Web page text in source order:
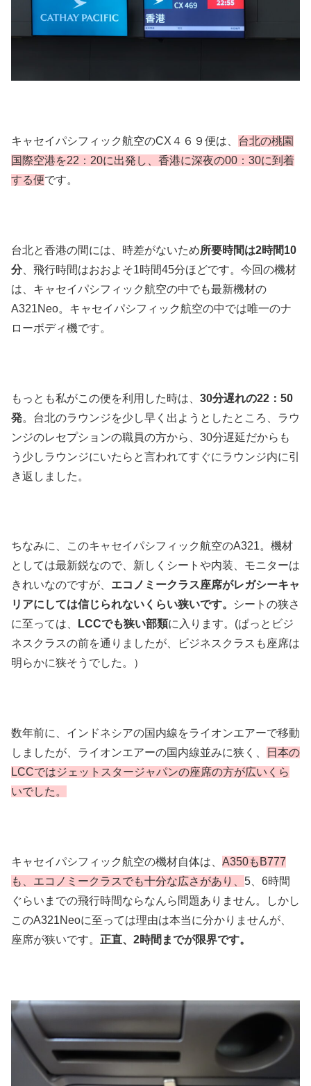
キャセイパシフィック航空のCX４６９便は、 台北の桃園
国際空港を22：20に出発し、香港に深夜の00：30に到着
する便です。
台北と香港の間には、時差がないため所要時間は2時間10
分、飛行時間はおおよそ1時間45分ほどです。今回の機材
は、キャセイパシフィック航空の中でも最新機材の
A321Neo。キャセイパシフィック航空の中では唯一のナ
ローボディ機です。
もっとも私がこの便を利用した時は、 30分遅れの22：50
発。台北のラウンジを少し早く出ようとしたところ、ラウ
ンジのレセプションの職員の方から、30分遅延だからも
う少しラウンジにいたらと言われてすぐにラウンジ内に引
き返しました。
ちなみに、このキャセイパシフィック航空のA321。機材
としては最新鋭なので、新しくシートや内装、モニターは
きれいなのですが、 エコノミークラス座席がレガシーキャ
リアにしては信じられないくらい狭いです。
シートの狭さ
に至っては、
LCCでも狭い部類に入ります。(ぱっとビジ
ネスクラスの前を通りましたが、ビジネスクラスも座席は
明らかに狭そうでした。）
数年前に、インドネシアの国内線をライオンエアーで移動
しましたが、ライオンエアーの国内線並みに狭く、
日本の
LCCではジェットスタージャパンの座席の方が広いくら
いでした。
キャセイパシフィック航空の機材自体は、 A350もB777
も、エコノミークラスでも十分な広さがあり、 5、6時間
ぐらいまでの飛行時間ならなんら問題ありません。しかし
このA321Neoに至っては理由は本当に分かりませんが、
座席が狭いです。 正直、2時間までが限界です。